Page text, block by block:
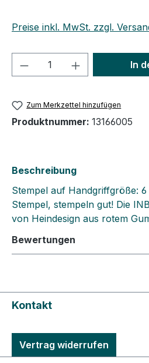
Preise inkl. MwSt. zzgl.
Produkt Anzahl: Gib
In
Zum Merkzettel hinzufügen
Produktnummer: 13166005
Beschreibung
Stempel auf Handgriffgröße:
Stempel, stempeln gut! Die
von Heindesign aus rotem
Bewertungen
Kontakt
Vertrag widerrufen